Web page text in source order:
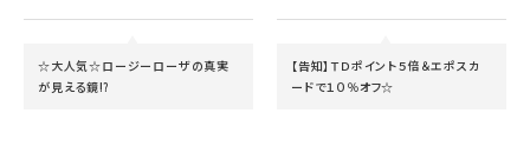
☆大人気☆ロージーローザの真実
が見える鏡⁉
【告知】ＴＤポイント５倍＆エポスカ
ードで１０％オフ☆